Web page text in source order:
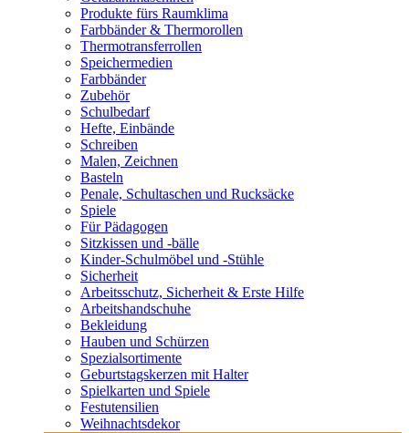
Produkte fürs Raumklima
Farbbänder & Thermorollen
Thermotransferrollen
Speichermedien
Farbbänder
Zubehör
Schulbedarf
Hefte, Einbände
Schreiben
Malen, Zeichnen
Basteln
Penale, Schultaschen und Rucksäcke
Spiele
Für Pädagogen
Sitzkissen und -bälle
Kinder-Schulmöbel und -Stühle
Sicherheit
Arbeitsschutz, Sicherheit & Erste Hilfe
Arbeitshandschuhe
Bekleidung
Hauben und Schürzen
Spezialsortimente
Geburtstagskerzen mit Halter
Spielkarten und Spiele
Festutensilien
Weihnachtsdekor